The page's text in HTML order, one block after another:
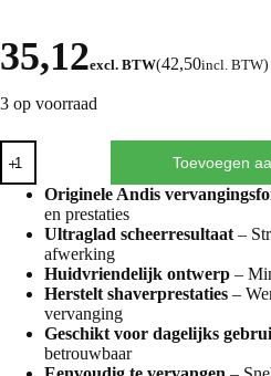
35,12excl. BTW(42,50incl. BTW)
3 op voorraad
Toevoegen
Originele Andis
en prestaties
Ultraglad scheerresultaat –
afwerking
Huidvriendelijk ontwerp –
Herstelt shaverprestaties –
vervanging
Geschikt voor dagelijks
betrouwbaar